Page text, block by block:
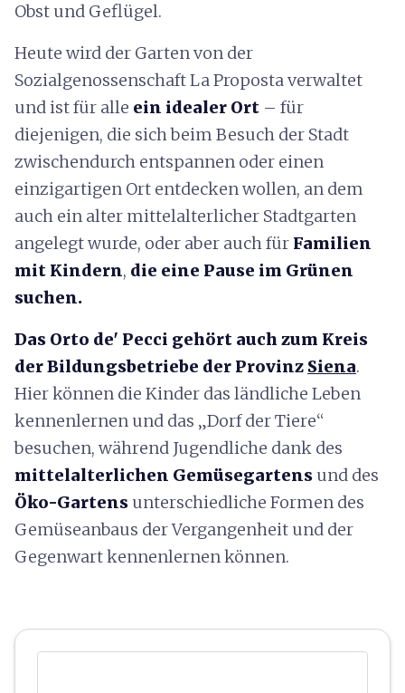
Obst und Geflügel.
Heute wird der Garten von der
Sozialgenossenschaft La Proposta verwaltet
und ist für alle ein idealer Ort – für
diejenigen, die sich beim Besuch der Stadt
zwischendurch entspannen oder einen
einzigartigen Ort entdecken wollen, an dem
auch ein alter mittelalterlicher Stadtgarten
angelegt wurde, oder aber auch für Familien
mit Kindern, die eine Pause im Grünen
suchen.
Das Orto de' Pecci gehört auch zum Kreis
der Bildungsbetriebe der Provinz Siena.
Hier können die Kinder das ländliche Leben
kennenlernen und das „Dorf der Tiere“
besuchen, während Jugendliche dank des
mittelalterlichen Gemüsegartens und des
Öko-Gartens unterschiedliche Formen des
Gemüseanbaus der Vergangenheit und der
Gegenwart kennenlernen können.